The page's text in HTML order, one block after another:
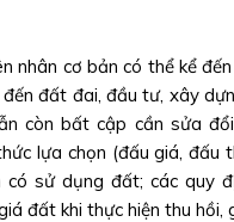
nhân cơ bản có thể kể
đất đai, đầu tư, xây
còn bất cập cần sửa
lựa chọn (đấu giá, đấu
sử dụng đất; các quy
đất khi thực hiện thu hồi,